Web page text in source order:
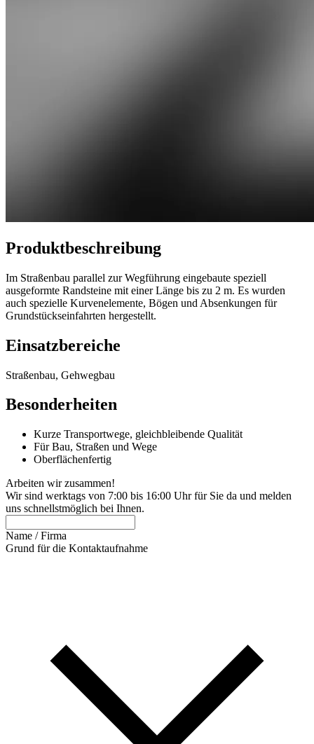
Produktbeschreibung
Im Straßenbau parallel zur Wegführung eingebaute speziell
ausgeformte Randsteine mit einer Länge bis zu 2 m. Es wurden
auch spezielle Kurvenelemente, Bögen und Absenkungen für
Grundstückseinfahrten hergestellt.
Einsatzbereiche
Straßenbau, Gehwegbau
Besonderheiten
Kurze Transportwege, gleichbleibende Qualität
Für Bau, Straßen und Wege
Oberflächenfertig
Arbeiten wir zusammen!
Wir sind werktags von 7:00 bis 16:00 Uhr für Sie da und melden
uns schnellstmöglich bei Ihnen.
Name / Firma
Grund für die Kontaktaufnahme